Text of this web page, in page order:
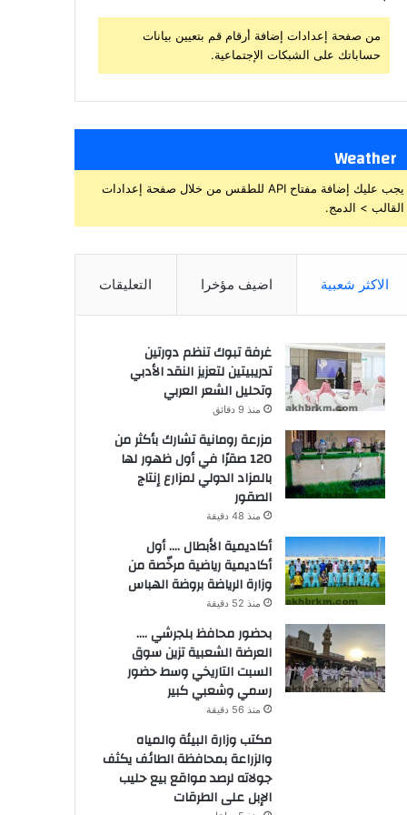
من صفحة إعدادات إضافة أرقام قم بتعيين بيانات
حساباتك على الشبكات الإجتماعية.
Weather
يجب عليك إضافة مفتاح API للطقس من خلال صفحة إعدادات
القالب > الدمج.
الاكثر شعبية اضيف مؤخرا التعليقات
غرفة تبوك تنظم دورتين
تدريبيتين لتعزيز النقد الأدبي
وتحليل الشعر العربي
منذ 9 دقائق
مزرعة رومانية تشارك بأكثر من
120 صقرًا في أول ظهور لها
بالمزاد الدولي لمزارع إنتاج
الصقور
منذ 48 دقيقة
أكاديمية الأبطال …. أول
أكاديمية رياضية مرخّصة من
وزارة الرياضة بروضة الهباس
منذ 52 دقيقة
بحضور محافظ بلجرشي ….
العرضة الشعبية تزين سوق
السبت التاريخي وسط حضور
رسمي وشعبي كبير
منذ 56 دقيقة
مكتب وزارة البيئة والمياه
والزراعة بمحافظة الطائف يكثف
جولاته لرصد مواقع بيع حليب
الإبل على الطرقات